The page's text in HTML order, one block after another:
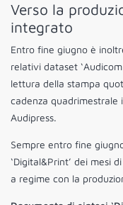
Verso la
integrato
Entro fine giugno è
relativi dataset
lettura della stampa
cadenza quadrimestrale
Audipress.
Sempre entro fine
‘Digital&Print’ dei mesi
a regime con la